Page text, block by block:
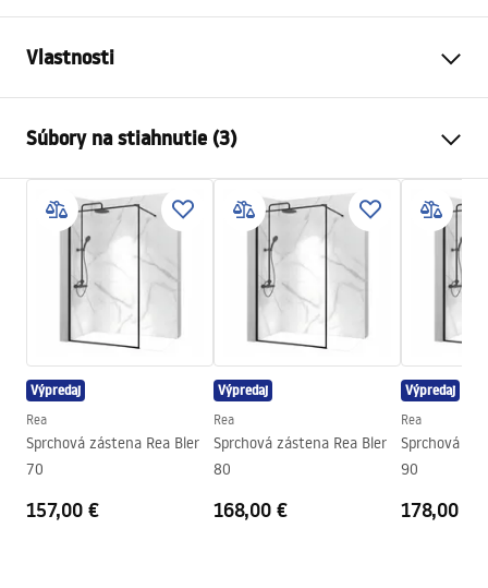
Vlastnosti
Materiál
Typ batérie
Termostatická
Spôsob montáže
Povrch
Nastavenie výšky
Áno
Min. výška
850mm
mm
Regulácia tlaku
Nie
Systém Anti-Calc
Technológia povrchovej úpravy
Rozostup vodovodných
prípojok
150mm
Súbory na stiahnutie (3)
Bezpečnostné informácie
Safety_Information_Shower_set.pdf
Záručné podmienky
Warranty_Terms_and_Conditions_Faucets_-_5.pdf
Návod na montáž
shower_set.pdf
Výpredaj
Rea
Sprchová zástena Rea Bler
70
157,00 €
Výpredaj
Rea
Sprchová zástena Rea Bler
80
168,00 €
Výpredaj
Rea
Sprchová
90
178,00 €